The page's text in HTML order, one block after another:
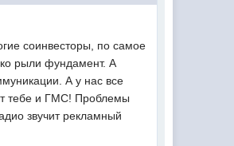
соинвесторы, по самое
рыли фундамент. А
А у нас все
тебе и ГМС! Проблемы
звучит рекламный